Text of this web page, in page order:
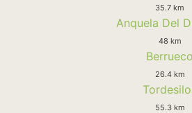
35.7 km
Anquela Del
48 km
Berrueco
26.4 km
55.3 km